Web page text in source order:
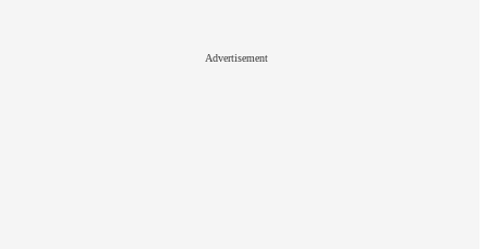
Advertisement